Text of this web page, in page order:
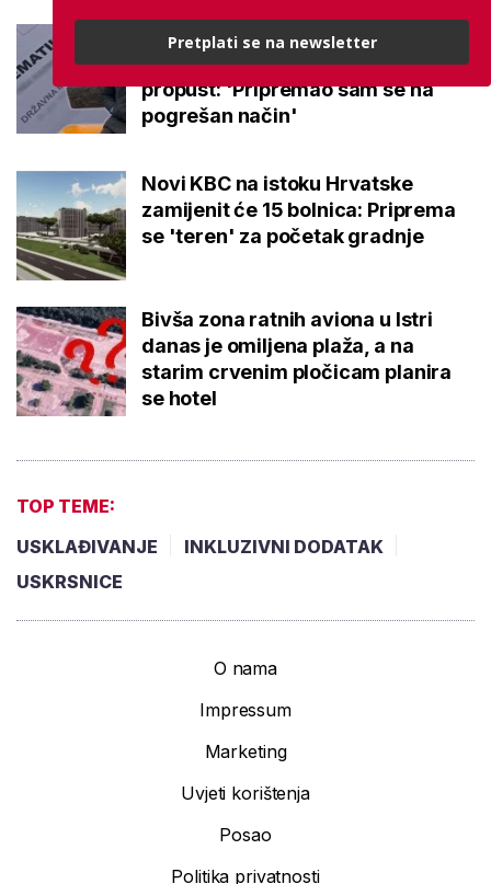
Sven na maturi iz Matematike nije
imao grešku, no istaknuo je
propust: 'Pripremao sam se na
pogrešan način'
Novi KBC na istoku Hrvatske
zamijenit će 15 bolnica: Priprema
se 'teren' za početak gradnje
Bivša zona ratnih aviona u Istri
danas je omiljena plaža, a na
starim crvenim pločicam planira
se hotel
TOP TEME:
USKLAĐIVANJE
INKLUZIVNI DODATAK
USKRSNICE
O nama
Impressum
Marketing
Uvjeti korištenja
Posao
Politika privatnosti
Pretplati se na newsletter